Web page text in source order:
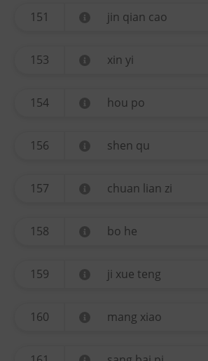
151 jin qian cao
153 xin yi
154 hou po
156 shen qu
157 chuan lian zi
158 bo he
159 ji xue teng
160 mang xiao